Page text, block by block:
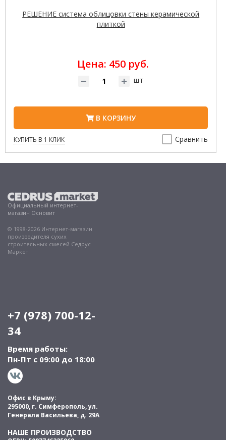
РЕШЕНИЕ система облицовки стены керамической
плиткой
Цена: 450 руб.
шт
В КОРЗИНУ
КУПИТЬ В 1 КЛИК Сравнить
Официальный интернет-
магазин Основит
© 1998-2026 Интернет-магазин
производителя сухих
строительных смесей Седрус
Маркет
+7 (978) 700-12-
34
Время работы:
Пн-Пт с 09:00 до 18:00
Офис в Крыму:
295000, г. Симферополь, ул.
Генерала Васильева, д. 29А
НАШЕ ПРОИЗВОДСТВО